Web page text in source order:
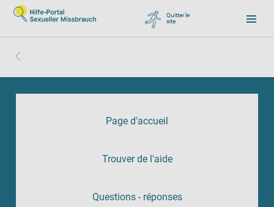
Quitter le
site, zu Google wechseln
Page d'accueil
Trouver de l'aide
Questions - réponses